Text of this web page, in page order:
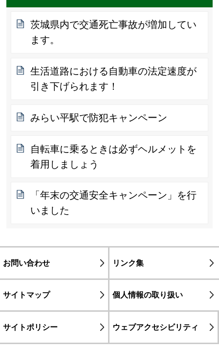
茨城県内で交通死亡事故が増加してい
ます。
生活道路における自動車の法定速度が
引き下げられます！
みらい平駅で防犯キャンペーン
自転車に乗るときは必ずヘルメットを
着用しましょう
「年末の交通安全キャンペーン」を行
いました
お問い合わせ リンク集
サイトマップ 個人情報の取り扱い
サイトポリシー ウェブアクセシビリティ